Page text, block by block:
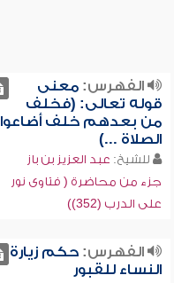
الفهرس:معنى
قوله تعالى: (فخلف
من بعدهم خلف أضاعوا
الصلاة ...)
للشيخ: عبد العزيز بن باز
جزء من محاضرة ( فتاوى نور
على الدرب (352))
الفهرس:حكم زيارة
النساء للقبور